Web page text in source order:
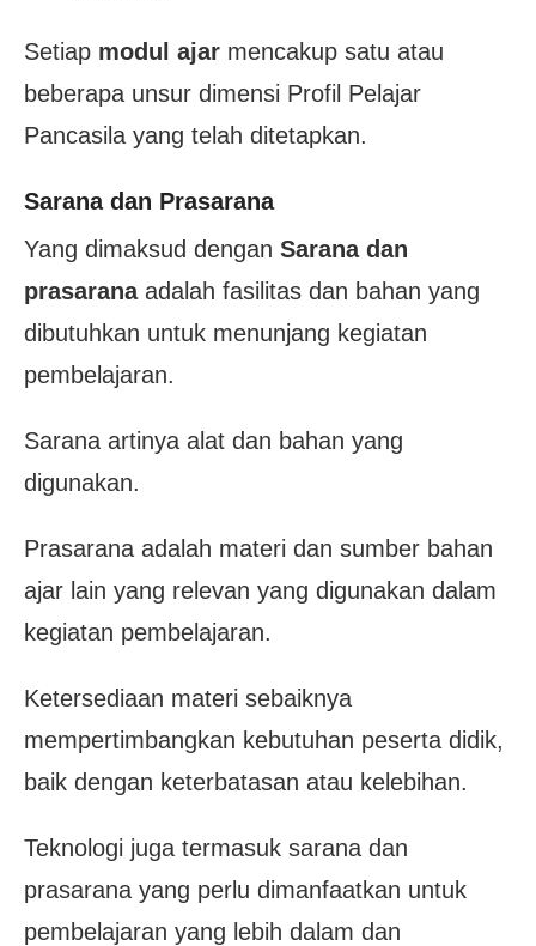
Setiap modul ajar mencakup satu atau
beberapa unsur dimensi Profil Pelajar
Pancasila yang telah ditetapkan.
Sarana dan Prasarana
Yang dimaksud dengan Sarana dan
prasaranaadalah fasilitas dan bahan yang
dibutuhkan untuk menunjang kegiatan
pembelajaran.
Sarana artinya alat dan bahan yang
digunakan.
Prasarana adalah materi dan sumber bahan
ajar lain yang relevan yang digunakan dalam
kegiatan pembelajaran.
Ketersediaan materi sebaiknya
mempertimbangkan kebutuhan peserta didik,
baik dengan keterbatasan atau kelebihan.
Teknologi juga termasuk sarana dan
prasarana yang perlu dimanfaatkan untuk
pembelajaran yang lebih dalam dan